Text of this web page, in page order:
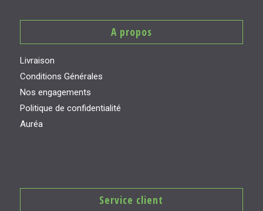
A propos
Livraison
Conditions Générales
Nos engagements
Politique de confidentialité
Auréa
Service client